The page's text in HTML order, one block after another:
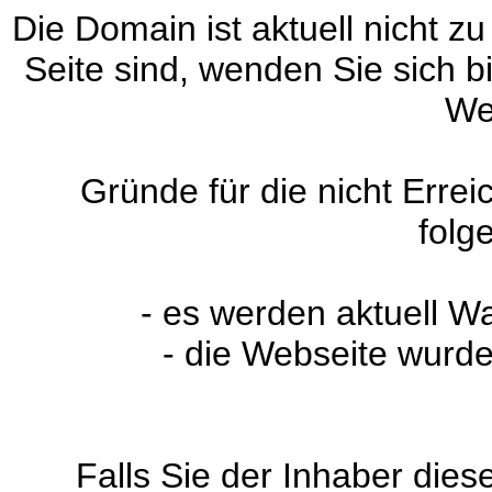
Die Domain ist aktuell nicht
Seite sind, wenden Sie sich
Gründe für die nicht
- es werden aktuell
- die Webseite
Falls Sie der Inhaber